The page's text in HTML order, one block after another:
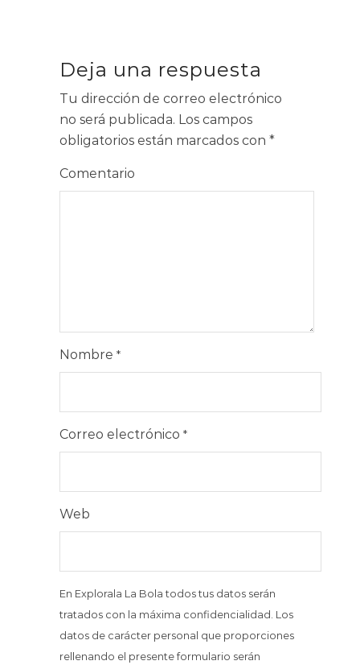
Deja una respuesta
Tu dirección de correo electrónico
no será publicada. Los campos
obligatorios están marcados con *
Comentario
Nombre *
Correo electrónico *
Web
En Explorala La Bola todos tus datos serán
tratados con la máxima confidencialidad. Los
datos de carácter personal que proporciones
rellenando el presente formulario serán